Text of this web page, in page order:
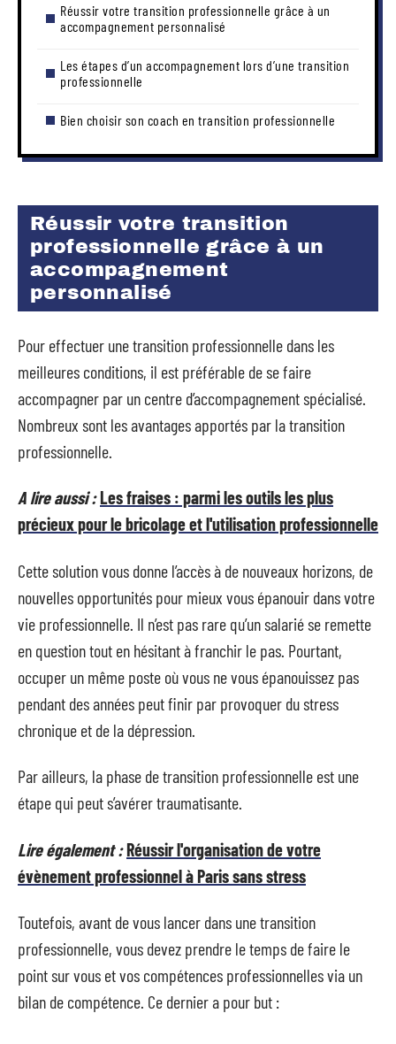
Réussir votre transition professionnelle grâce à un
accompagnement personnalisé
Les étapes d’un accompagnement lors d’une transition
professionnelle
Bien choisir son coach en transition professionnelle
Réussir votre transition
professionnelle grâce à un
accompagnement
personnalisé
Pour effectuer une transition professionnelle dans les
meilleures conditions, il est préférable de se faire
accompagner par un centre d’accompagnement spécialisé.
Nombreux sont les avantages apportés par la transition
professionnelle.
A lire aussi :Les fraises : parmi les outils les plus
précieux pour le bricolage et l'utilisation professionnelle
Cette solution vous donne l’accès à de nouveaux horizons, de
nouvelles opportunités pour mieux vous épanouir dans votre
vie professionnelle. Il n’est pas rare qu’un salarié se remette
en question tout en hésitant à franchir le pas. Pourtant,
occuper un même poste où vous ne vous épanouissez pas
pendant des années peut finir par provoquer du stress
chronique et de la dépression.
Par ailleurs, la phase de transition professionnelle est une
étape qui peut s’avérer traumatisante.
Lire également :Réussir l'organisation de votre
évènement professionnel à Paris sans stress
Toutefois, avant de vous lancer dans une transition
professionnelle, vous devez prendre le temps de faire le
point sur vous et vos compétences professionnelles via un
bilan de compétence. Ce dernier a pour but :